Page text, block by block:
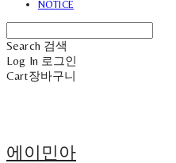
NOTICE
Search 검색
Log In 로그인
Cart장바구니
에이민아